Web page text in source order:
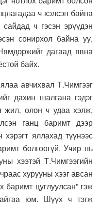
ч хэлсэн байна
ч гэсэн эрүүдэн
сонирхол байна уу,
дагаад явна
байх.
авчихвал Т.Чимгээг
дахин шалгана гэдэг
жил, олон ч удаа хэлж,
ганц баримт дээр
яллахад түүнээс
болгоогүй. Учир нь
хээтэй Т.Чимгээгийн
хурууны хээг авсан
баримт цуглуулсан” гэж
юм. Шүүх ч тэгж